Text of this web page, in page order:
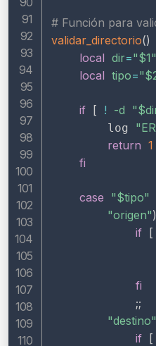
# Función para
validar_directorio()
local dir="$1"
local tipo="
if [ ! -d "
        log
return 1
fi
case "$tipo"
"origen")
if
[
fi
;;
"destino"
if
[